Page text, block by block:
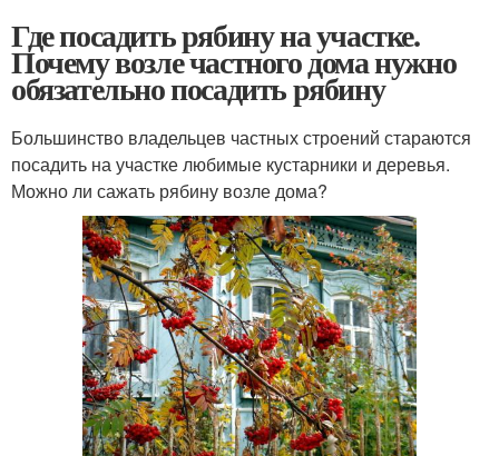
Где посадить рябину на участке.
Почему возле частного дома нужно
обязательно посадить рябину
Большинство владельцев частных строений стараются
посадить на участке любимые кустарники и деревья.
Можно ли сажать рябину возле дома?